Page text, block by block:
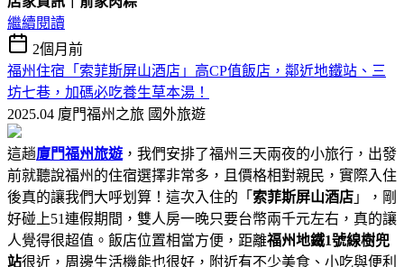
繼續閱讀
2個月前
福州住宿「索菲斯屏山酒店」高CP值飯店，鄰近地鐵站、三
坊七巷，加碼必吃養生草本湯！
2025.04 廈門福州之旅 國外旅遊
這趟廈門福州旅遊 ，我們安排了福州三天兩夜的小旅行，出發
前就聽說福州的住宿選擇非常多，且價格相對親民，實際入住
後真的讓我們大呼划算！這次入住的「 索菲斯屏山酒店 」，剛
好碰上51連假期間，雙人房一晚只要台幣兩千元左右，真的讓
人覺得很超值。飯店位置相當方便，距離福州地鐵1號線樹兜
站很近，周邊生活機能也很好，附近有不少美食、小吃與便利